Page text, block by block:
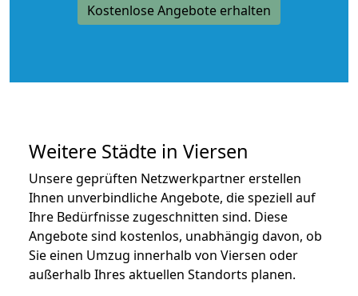
Kostenlose Angebote erhalten
Weitere Städte in Viersen
Unsere geprüften Netzwerkpartner erstellen
Ihnen unverbindliche Angebote, die speziell auf
Ihre Bedürfnisse zugeschnitten sind. Diese
Angebote sind kostenlos, unabhängig davon, ob
Sie einen Umzug innerhalb von Viersen oder
außerhalb Ihres aktuellen Standorts planen.